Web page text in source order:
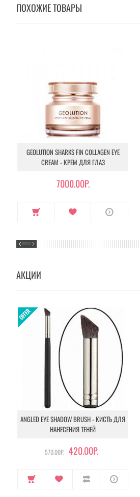
ПОХОЖИЕ ТОВАРЫ
GEOLUTION SHARKS FIN COLLAGEN EYE
CREAM - КРЕМ ДЛЯ ГЛАЗ
7000.00Р.
АКЦИИ
ANGLED EYE SHADOW BRUSH - КИСТЬ ДЛЯ
НАНЕСЕНИЯ ТЕНЕЙ
570.00Р. 420.00Р.